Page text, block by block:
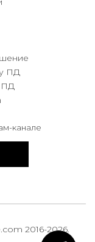
ПД
ПД
канале
2016-2026.